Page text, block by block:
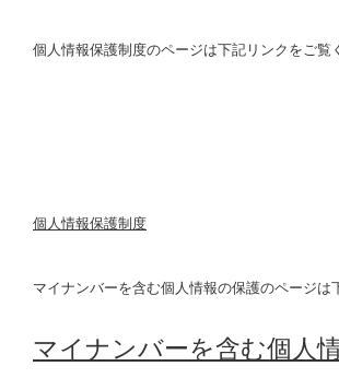
個人情報保護制度のページは下記リンクをご覧
個人情報保護制度
マイナンバーを含む個人情報の保護のページは
マイナンバーを含む個人